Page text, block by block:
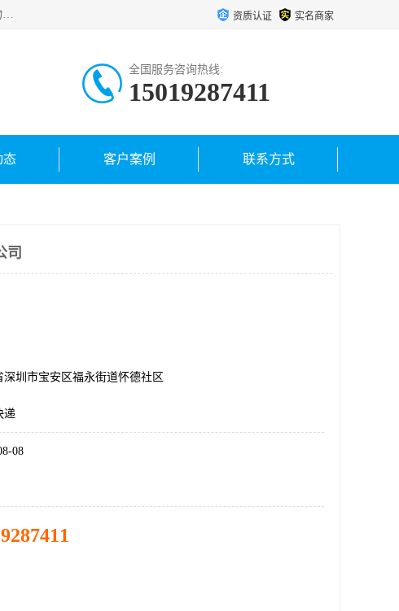
深圳市鑫飞速国际物流有限公司是一家从事深圳国际快递，业务涵盖范围：深圳DHL国际快递、深圳国际快递公司、深圳国际物流公司、深圳国际快递、深圳DHL国际快递电话可拨打全国服务热线：15019287411。欢迎各位亲来人来电到我司洽谈合作。 资质认证 实名商家
全国服务咨询热线:
15019287411
态 客户案例 联系方式
司
深圳市宝安区福永街道怀德社区
递
08